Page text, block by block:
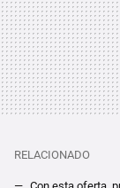
RELACIONADO